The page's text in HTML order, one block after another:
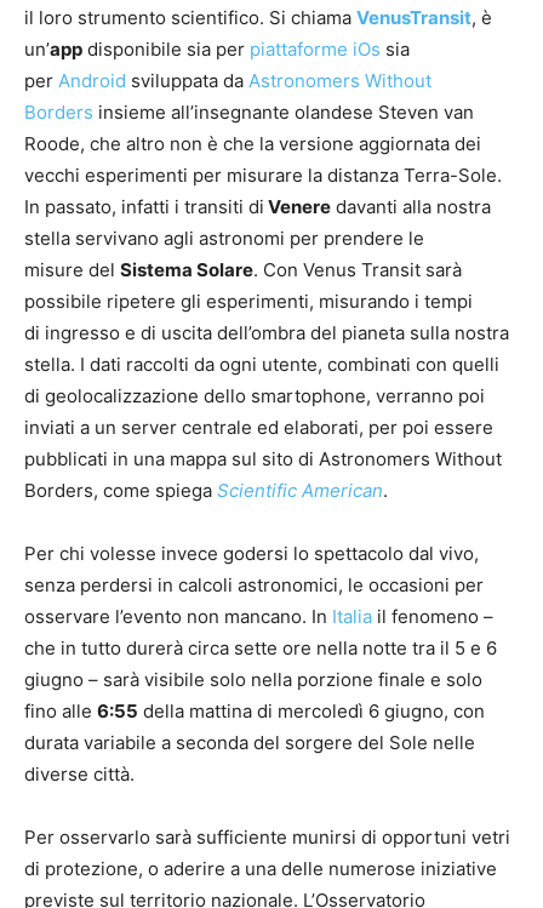
il loro strumento scientifico. Si chiama VenusTransit, è
un’app disponibile sia per piattaforme iOs sia
per Android sviluppata da Astronomers Without
Borders insieme all’insegnante olandese Steven van
Roode, che altro non è che la versione aggiornata dei
vecchi esperimenti per misurare la distanza Terra-Sole.
In passato, infatti i transiti di Venere davanti alla nostra
stella servivano agli astronomi per prendere le
misure del Sistema Solare. Con Venus Transit sarà
possibile ripetere gli esperimenti, misurando i tempi
di ingresso e di uscita dell’ombra del pianeta sulla nostra
stella. I dati raccolti da ogni utente, combinati con quelli
di geolocalizzazione dello smartophone, verranno poi
inviati a un server centrale ed elaborati, per poi essere
pubblicati in una mappa sul sito di Astronomers Without
Borders, come spiega Scientific American.
Per chi volesse invece godersi lo spettacolo dal vivo,
senza perdersi in calcoli astronomici, le occasioni per
osservare l’evento non mancano. In Italia il fenomeno –
che in tutto durerà circa sette ore nella notte tra il 5 e 6
giugno – sarà visibile solo nella porzione finale e solo
fino alle 6:55 della mattina di mercoledì 6 giugno, con
durata variabile a seconda del sorgere del Sole nelle
diverse città.
Per osservarlo sarà sufficiente munirsi di opportuni vetri
di protezione, o aderire a una delle numerose iniziative
previste sul territorio nazionale. L’Osservatorio